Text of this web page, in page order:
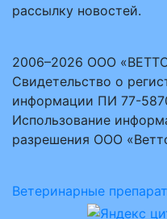
рассылку новостей.
2006–2026 ООО
Свидетельство о
информации ПИ 77-
Использование
разрешения ООО
Ветеринарные